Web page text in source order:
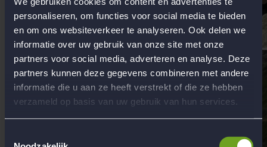
personaliseren, om functies voor social media te bieden
en om ons websiteverkeer te analyseren. Ook delen we
informatie over uw gebruik van onze site met onze
partners voor social media, adverteren en analyse. Deze
partners kunnen deze gegevens combineren met andere
informatie die u aan ze heeft verstrekt of die ze hebben
verzameld op basis van uw gebruik van hun services.